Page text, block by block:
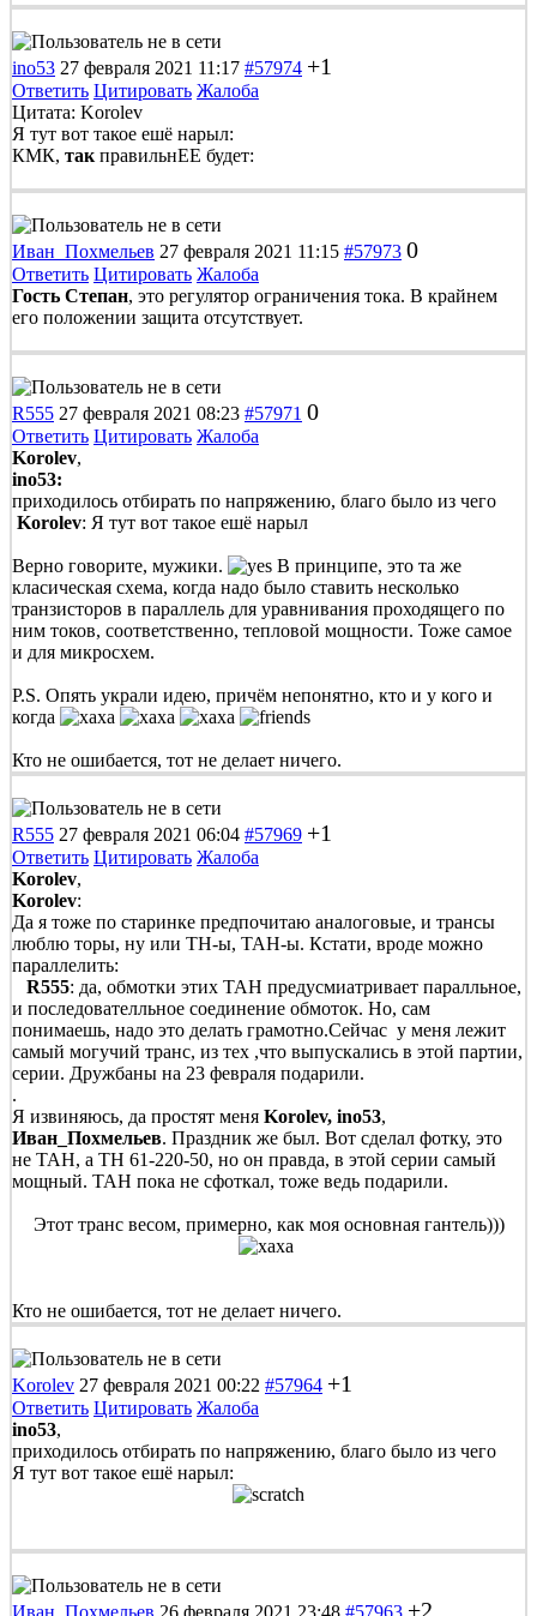
ino53 27 февраля 2021 11:17 #57974 +1
Ответить Цитировать Жалоба
Цитата: Korolev
Я тут вот такое ешё нарыл:
КМК, так правильнЕЕ будет:
Иван_Похмельев 27 февраля 2021 11:15 #57973 0
Ответить Цитировать Жалоба
Гость Степан, это регулятор ограничения тока. В крайнем
его положении защита отсутствует.
R555 27 февраля 2021 08:23 #57971 0
Ответить Цитировать Жалоба
Korolev,
ino53:
приходилось отбирать по напряжению, благо было из чего
Korolev: Я тут вот такое ешё нарыл
Верно говорите, мужики.
В принципе, это та же
класическая схема, когда надо было ставить несколько
транзисторов в параллель для уравнивания проходящего по
ним токов, соответственно, тепловой мощности. Тоже самое
и для микросхем.
P.S. Опять украли идею, причём непонятно, кто и у кого и
когда
Кто не ошибается, тот не делает ничего.
R555 27 февраля 2021 06:04 #57969 +1
Ответить Цитировать Жалоба
Korolev,
Korolev:
Да я тоже по старинке предпочитаю аналоговые, и трансы
люблю торы, ну или ТН-ы, ТАН-ы. Кстати, вроде можно
параллелить:
R555: да, обмотки этих ТАН предусмиатривает паралльное,
и последователльное соединение обмоток. Но, сам
понимаешь, надо это делать грамотно.Сейчас у меня лежит
самый могучий транс, из тех ,что выпускались в этой партии,
серии. Дружбаны на 23 февраля подарили.
.
Я извиняюсь, да простят меня Korolev, ino53,
Иван_Похмельев. Праздник же был. Вот сделал фотку, это
не ТАН, а ТН 61-220-50, но он правда, в этой серии самый
мощный. ТАН пока не сфоткал, тоже ведь подарили.
Этот транс весом, примерно, как моя основная гантель)))
Кто не ошибается, тот не делает ничего.
Korolev 27 февраля 2021 00:22 #57964 +1
Ответить Цитировать Жалоба
ino53,
приходилось отбирать по напряжению, благо было из чего
Я тут вот такое ешё нарыл:
Иван_Похмельев 26 февраля 2021 23:48 #57963 +2